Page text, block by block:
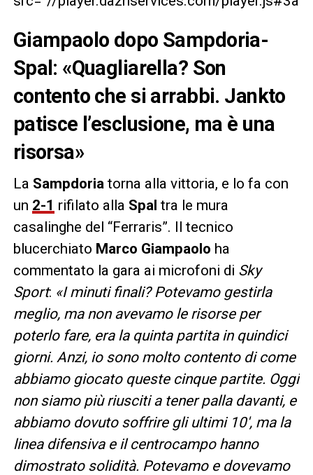
Giampaolo dopo Sampdoria-
Spal: «Quagliarella? Son
contento che si arrabbi. Jankto
patisce l’esclusione, ma è una
risorsa»
La Sampdoria torna alla vittoria, e lo fa con
un 2-1 rifilato alla Spal tra le mura
casalinghe del “Ferraris”. Il tecnico
blucerchiato Marco Giampaolo ha
commentato la gara ai microfoni di Sky
Sport: «I minuti finali? Potevamo gestirla
meglio, ma non avevamo le risorse per
poterlo fare, era la quinta partita in quindici
giorni. Anzi, io sono molto contento di come
abbiamo giocato queste cinque partite. Oggi
non siamo più riusciti a tener palla davanti, e
abbiamo dovuto soffrire gli ultimi 10′, ma la
linea difensiva e il centrocampo hanno
dimostrato solidità. Potevamo e dovevamo